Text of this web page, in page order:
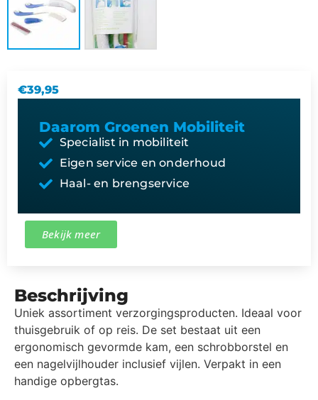
€39,95
Daarom Groenen Mobiliteit
Specialist in mobiliteit
Eigen service en onderhoud
Haal- en brengservice
Bekijk meer
Beschrijving
Uniek assortiment verzorgingsproducten. Ideaal voor
thuisgebruik of op reis. De set bestaat uit een
ergonomisch gevormde kam, een schrobborstel en
een nagelvijlhouder inclusief vijlen. Verpakt in een
handige opbergtas.